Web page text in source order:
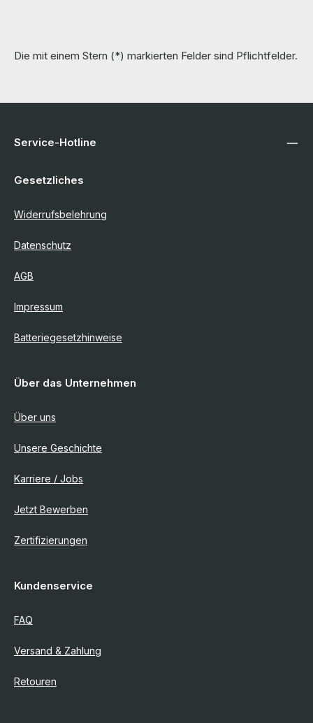
Die mit einem Stern (*) markierten Felder sind Pflichtfelder.
Service-Hotline
Gesetzliches
Widerrufsbelehrung
Datenschutz
AGB
Impressum
Batteriegesetzhinweise
Über das Unternehmen
Über uns
Unsere Geschichte
Karriere / Jobs
Jetzt Bewerben
Zertifizierungen
Kundenservice
FAQ
Versand & Zahlung
Retouren